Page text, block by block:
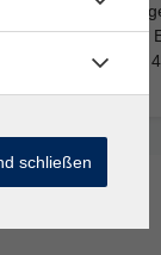
73728
Raum
schließen